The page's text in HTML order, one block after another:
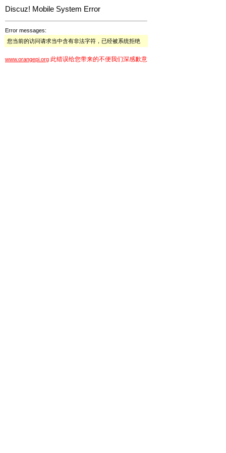
Discuz! Mobile System Error
Error messages:
您当前的访问请求当中含有非法字符，已经被系统拒绝
www.orangepi.org 此错误给您带来的不便我们深感歉意